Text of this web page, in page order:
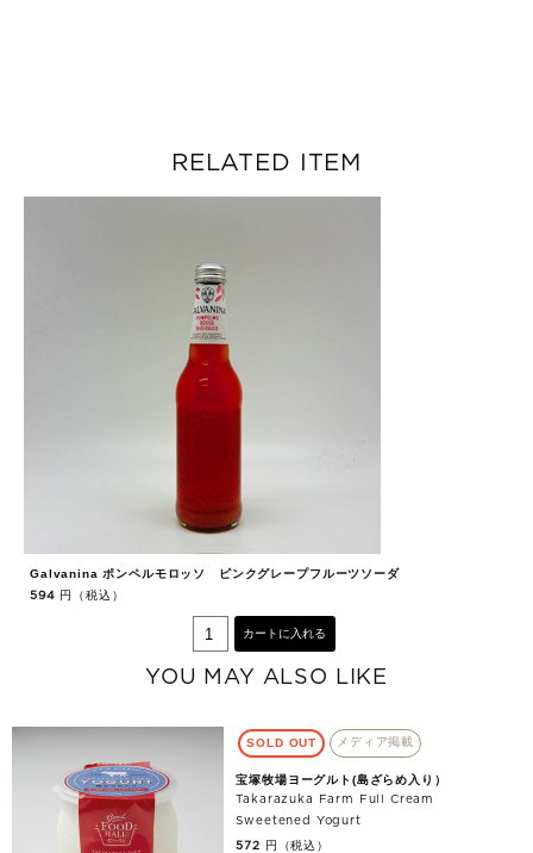
RELATED ITEM
Galvanina ポンペルモロッソ ピンクグレープフルーツソーダ
594 円（税込）
カートに入れる
YOU MAY ALSO LIKE
SOLD OUT メディア掲載
宝塚牧場ヨーグルト(島ざらめ入り）
Takarazuka Farm Full Cream
Sweetened Yogurt
572 円（税込）